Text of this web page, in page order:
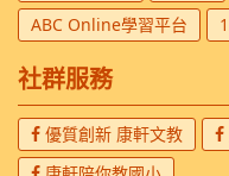
ABC Online學習平台
社群服務
優質創新 康軒文教